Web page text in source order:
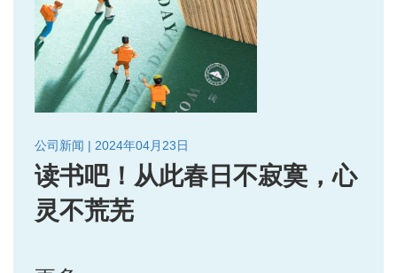
公司新闻 | 2024年04月23日
读书吧！从此春日不寂寞，心
灵不荒芜